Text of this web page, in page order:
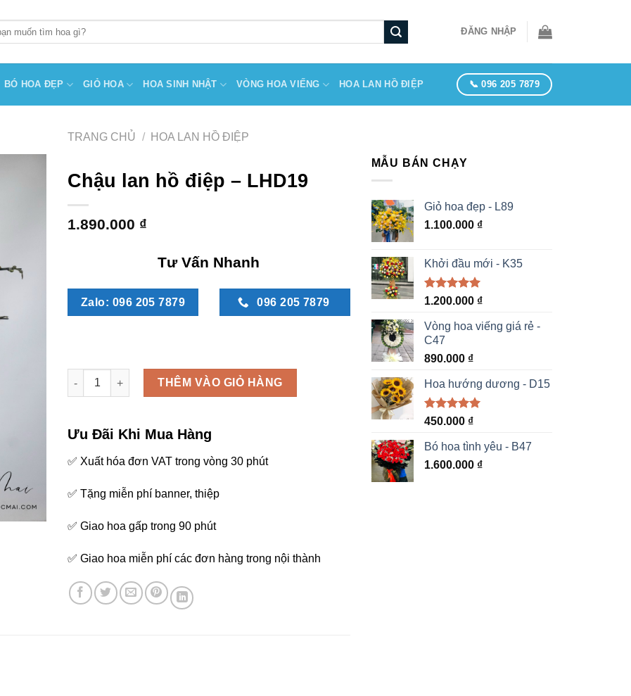
ĐĂNG NHẬP
BÓ HOA ĐẸP GIỎ HOA HOA SINH NHẬT VÒNG HOA VIẾNG HOA LAN HỒ ĐIỆP 📞 096 205 7879
TRANG CHỦ / HOA LAN HỒ ĐIỆP
Chậu lan hồ điệp – LHD19
1.890.000 ₫
Tư Vấn Nhanh
Zalo: 096 205 7879 096 205 7879
Chậu lan hồ điệp - LHD19 số lượng
THÊM VÀO GIỎ HÀNG
Ưu Đãi Khi Mua Hàng
✅ Xuất hóa đơn VAT trong vòng 30 phút
✅ Tặng miễn phí banner, thiệp
✅ Giao hoa gấp trong 90 phút
✅ Giao hoa miễn phí các đơn hàng trong nội thành
MẪU BÁN CHẠY
Giỏ hoa đẹp - L89
1.100.000 ₫
Khởi đầu mới - K35
Được xếp
5 sao
1.200.000 ₫
Vòng hoa viếng giá rẻ -
C47
890.000 ₫
Hoa hướng dương - D15
Được xếp
5 sao
450.000 ₫
Bó hoa tình yêu - B47
1.600.000 ₫